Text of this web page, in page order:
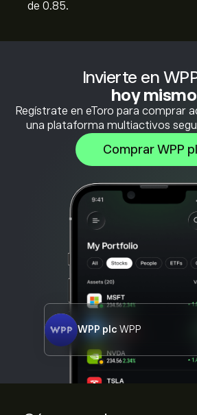
Invierte en
hoy mismo
Regístrate en eToro para comprar
una plataforma multiactivos
Comprar WPP
WPP plc WPP
de 0.85.